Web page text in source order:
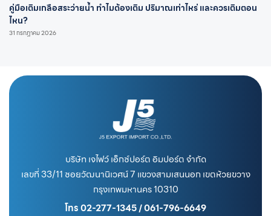
คู่มือเติมเกลือสระว่ายน้ำ ทำไมต้องเติม ปริมาณเท่าไหร่ และควรเติมตอน
ไหน?
31 กรกฎาคม 2026
บริษัท เจไฟว์ เอ็กซ์ปอร์ต อิมปอร์ต จำกัด
เลขที่ 33/11 ซอยวัฒนานิเวศน์ 7 แขวงสามเสนนอก เขตห้วยขวาง
กรุงเทพมหานคร 10310
โทร 02-277-1345 / 061-796-6649